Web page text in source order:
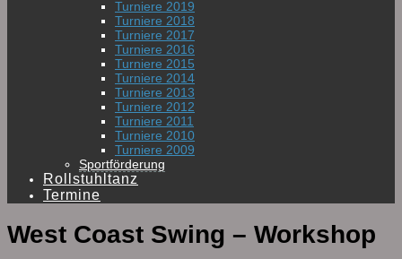
Turniere 2019
Turniere 2018
Turniere 2017
Turniere 2016
Turniere 2015
Turniere 2014
Turniere 2013
Turniere 2012
Turniere 2011
Turniere 2010
Turniere 2009
Sportförderung
Rollstuhltanz
Termine
West Coast Swing – Workshop